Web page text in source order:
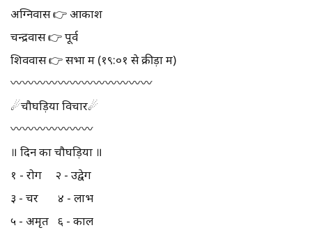
अग्निवास 👉 आकाश
चन्द्रवास 👉 पूर्व
शिववास 👉 सभा में (१९:०१ से क्रीड़ा में)
〰️〰️〰️〰️〰️〰️〰️〰️〰️〰️〰️〰️
☄चौघड़िया विचार☄
〰️〰️〰️〰️〰️〰️〰️
॥ दिन का चौघड़िया ॥
१ - रोग २ - उद्वेग
३ - चर ४ - लाभ
५ - अमृत ६ - काल